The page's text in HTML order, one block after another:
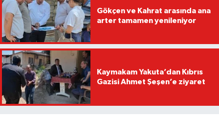
Gökçen ve Kahrat arasında ana
arter tamamen yenileniyor
Kaymakam Yakuta’dan Kıbrıs
Gazisi Ahmet Şeşen’e ziyaret